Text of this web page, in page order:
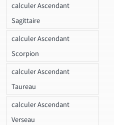
calculer Ascendant
Sagittaire
calculer Ascendant
Scorpion
calculer Ascendant
Taureau
calculer Ascendant
Verseau